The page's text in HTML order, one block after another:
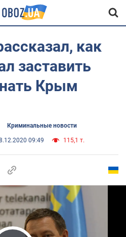
как
заставить
Крым
Криминальные новости
09:49 115,1 т.